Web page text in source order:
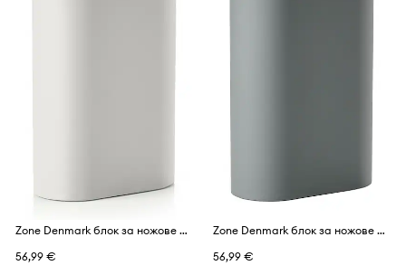
Zone Denmark блок за ножове от пластмаса
56,99 €
Zone Denmark блок за ножове от пластмаса 17 cm
56,99 €